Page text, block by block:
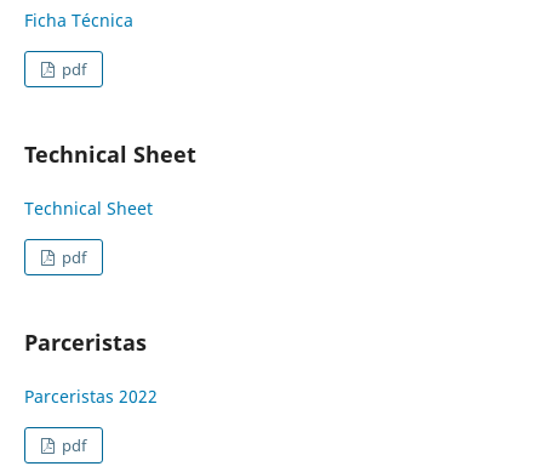
Ficha Técnica
pdf
Technical Sheet
Technical Sheet
pdf
Parceristas
Parceristas 2022
pdf